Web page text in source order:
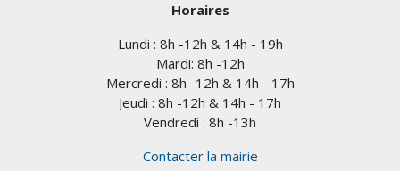
Horaires
Lundi : 8h -12h & 14h - 19h
Mardi: 8h -12h
Mercredi : 8h -12h & 14h - 17h
Jeudi : 8h -12h & 14h - 17h
Vendredi : 8h -13h
Contacter la mairie